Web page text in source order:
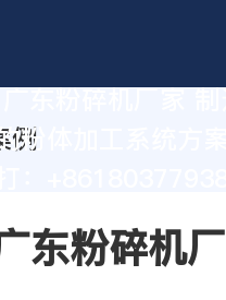
粉体加工系统方
东粉碎机